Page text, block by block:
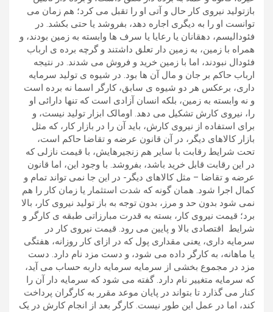
بازتولید نیروی کار حال و آتی او را تقبل می کرد؛ هم زمان می
توانست او را به دیگری اجاره دهد، بفروشد یا حتی بکشد. در
فئودالیسم، دهقانان یا رعایا یا سرف ها وابسته به زمین بودند، و
همراه با زمین، به زمین دار تعلق داشتند و گرچه برده ی ارباب
فئودال نبودند، اما با زمین خرید و فروش می شدند. در نتیجه
ارباب حاکم بر جان و مال آن ها بود. در شیوه ی تولید سرمایه
داری، برعکس هر دو شیوه ی سابق، کارگر اسما نه برده است
و نه وابسته به زمین، بلکه انسان آزادی است که تنها دارائی او
را، نیروی کارش تشکیل می دهد. اومالک ابزار تولید نیست، و
برای استفاده از نیروی کارش، باید آن را در بازار کار، که مثل
بازار کالاهای دیگر، در آن قانون عرضه و تقاضا حاکم است،
تحت شرایط رقابت با سایر هم زنجیرهایش، با قیمت نازلی که
در این رقابت قابل خرید باشد، بفروشد. با وجود این، اما قانون
عرضه و تقاضا – مثل کالاهای دیگر- در این جا نمی تواند تمام و
کمال اجرا شود. همان گونه که شدت استثمار یا زمان کار را هم
نمی شود بدون حد و مرز، بدون توجه به باز تولید نیروی کار، بالا
برد؛ قیمت نیروی کار، بسته به قدرت مبارزاتی طبقه ی کارگر و
شرایط اقتصادی بالا و پایین می رود. قیمت نیروی کار در
سرمایه داری، یعنی مقداری پول که در ازای کار روزانه، هفتگی
یا ماهانه، به کارگر داده می شود، و دست مزد نام دارد. دست
مزد در مجموع بخشی از سرمایه سرمایه داربه حساب می آید،
که سرمایه متغییر نام دارد. گفته می شود که سرمایه دار آن را
کنار می گذارد تا بتواند در پایان موعد مقرر به کارگران پرداخت
کند، اما در عمل این طور نیست. کارگر بعد از انجام کارش در یک